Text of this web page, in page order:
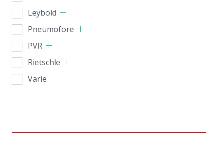
Leybold
Pneumofore
PVR
Rietschle
Varie